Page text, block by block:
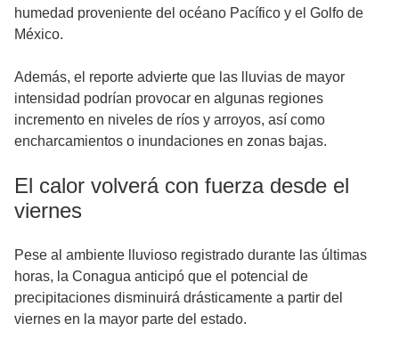
humedad proveniente del océano Pacífico y el Golfo de
México.
Además, el reporte advierte que las lluvias de mayor
intensidad podrían provocar en algunas regiones
incremento en niveles de ríos y arroyos, así como
encharcamientos o inundaciones en zonas bajas.
El calor volverá con fuerza desde el
viernes
Pese al ambiente lluvioso registrado durante las últimas
horas, la Conagua anticipó que el potencial de
precipitaciones disminuirá drásticamente a partir del
viernes en la mayor parte del estado.